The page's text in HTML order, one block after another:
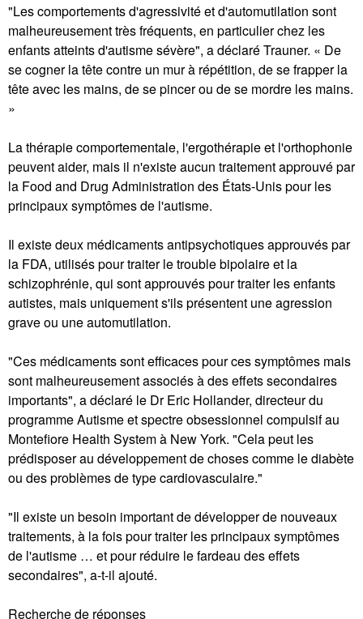
"Les comportements d'agressivité et d'automutilation sont
malheureusement très fréquents, en particulier chez les
enfants atteints d'autisme sévère", a déclaré Trauner. « De
se cogner la tête contre un mur à répétition, de se frapper la
tête avec les mains, de se pincer ou de se mordre les mains.
»
La thérapie comportementale, l'ergothérapie et l'orthophonie
peuvent aider, mais il n'existe aucun traitement approuvé par
la Food and Drug Administration des États-Unis pour les
principaux symptômes de l'autisme.
Il existe deux médicaments antipsychotiques approuvés par
la FDA, utilisés pour traiter le trouble bipolaire et la
schizophrénie, qui sont approuvés pour traiter les enfants
autistes, mais uniquement s'ils présentent une agression
grave ou une automutilation.
"Ces médicaments sont efficaces pour ces symptômes mais
sont malheureusement associés à des effets secondaires
importants", a déclaré le Dr Eric Hollander, directeur du
programme Autisme et spectre obsessionnel compulsif au
Montefiore Health System à New York. "Cela peut les
prédisposer au développement de choses comme le diabète
ou des problèmes de type cardiovasculaire."
"Il existe un besoin important de développer de nouveaux
traitements, à la fois pour traiter les principaux symptômes
de l'autisme … et pour réduire le fardeau des effets
secondaires", a-t-il ajouté.
Recherche de réponses